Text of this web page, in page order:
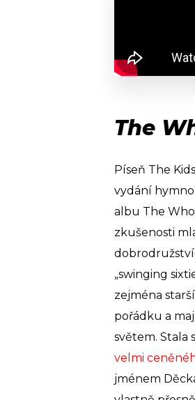
The
Píseň The
vydání
albu The
zkušenosti
„swinging
zejména
pořádku a
světem. Stala
velmi
jménem